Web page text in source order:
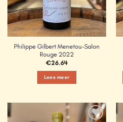
Philippe Gilbert Menetou-Salon
Rouge 2022
€26.64
Lees meer